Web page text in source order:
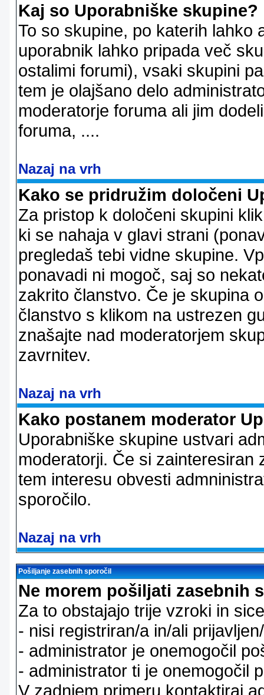
Kaj so Uporabniške skupine?
To so skupine, po katerih lahko
uporabnik lahko pripada več
ostalimi forumi), vsaki skupini
tem je olajšano delo
moderatorje foruma ali jim
foruma, ....
Nazaj na vrh
Kako se pridružim določeni
Za pristop k določeni skupini
ki se nahaja v glavi strani
pregledaš tebi vidne skupine.
ponavadi ni mogoč, saj so
zakrito članstvo. Če je skupina
članstvo s klikom na ustrezen
znašajte nad moderatorjem
zavrnitev.
Nazaj na vrh
Kako postanem moderator
Uporabniške skupine ustvari
moderatorji. Če si
tem interesu obvesti
sporočilo.
Nazaj na vrh
Pošiljanje zasebnih sporočil
Ne morem pošiljati zasebnih
Za to obstajajo trije vzroki in
- nisi registriran/a in/ali
- administrator je onemogočil
- administrator ti je onemogočil
V zadnjem primeru kontaktiraj